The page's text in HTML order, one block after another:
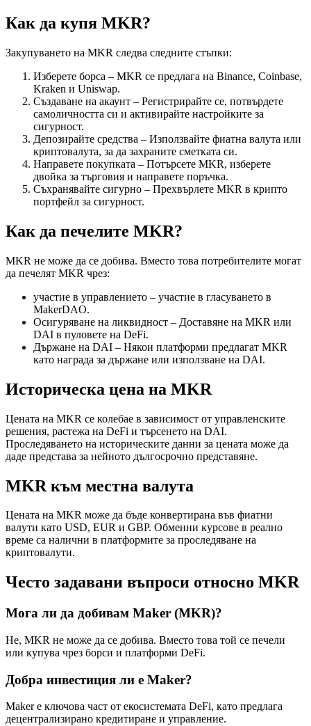
Как да купя MKR?
Закупуването на MKR следва следните стъпки:
Изберете борса – MKR се предлага на Binance, Coinbase,
Kraken и Uniswap.
Създаване на акаунт – Регистрирайте се, потвърдете
самоличността си и активирайте настройките за
сигурност.
Депозирайте средства – Използвайте фиатна валута или
криптовалута, за да захраните сметката си.
Направете покупката – Потърсете MKR, изберете
двойка за търговия и направете поръчка.
Съхранявайте сигурно – Прехвърлете MKR в крипто
портфейл за сигурност.
Как да печелите MKR?
MKR не може да се добива. Вместо това потребителите могат
да печелят MKR чрез:
участие в управлението – участие в гласуването в
MakerDAO.
Осигуряване на ликвидност – Доставяне на MKR или
DAI в пуловете на DeFi.
Държане на DAI – Някои платформи предлагат MKR
като награда за държане или използване на DAI.
Историческа цена на MKR
Цената на MKR се колебае в зависимост от управленските
решения, растежа на DeFi и търсенето на DAI.
Проследяването на историческите данни за цената може да
даде представа за нейното дългосрочно представяне.
MKR към местна валута
Цената на MKR може да бъде конвертирана във фиатни
валути като USD, EUR и GBP. Обменни курсове в реално
време са налични в платформите за проследяване на
криптовалути.
Често задавани въпроси относно MKR
Мога ли да добивам Maker (MKR)?
Не, MKR не може да се добива. Вместо това той се печели
или купува чрез борси и платформи DeFi.
Добра инвестиция ли е Maker?
Maker е ключова част от екосистемата DeFi, като предлага
децентрализирано кредитиране и управление.